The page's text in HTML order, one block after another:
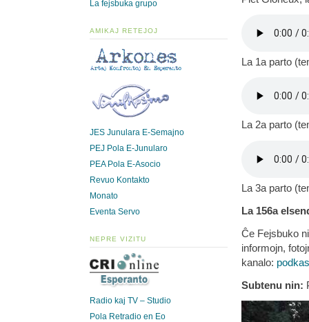
La 1a parto
La 2a parto
La 3a parto
La 156a
Ĉe Fejsbuko
informojn,
kanalo:
Subtenu nin:
La fejsbuka grupo
AMIKAJ RETEJOJ
JES Junulara E-Semajno
PEJ Pola E-Junularo
PEA Pola E-Asocio
Revuo Kontakto
Monato
Eventa Servo
NEPRE VIZITU
Radio kaj TV – Studio
Pola Retradio en Eo